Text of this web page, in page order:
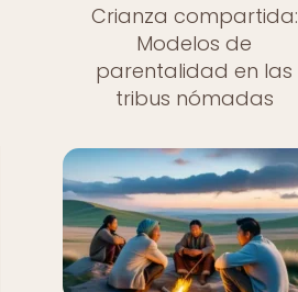
Crianza compartida:
Modelos de
parentalidad en las
tribus nómadas